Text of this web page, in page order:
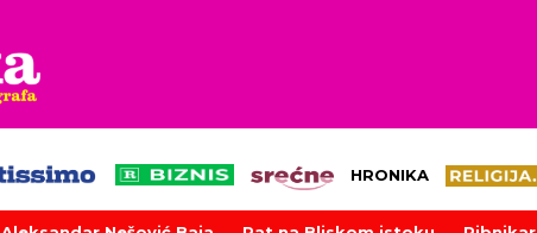
HRONIKA